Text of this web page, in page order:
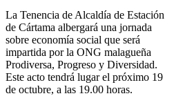
La Tenencia de Alcaldía de Estación
de Cártama albergará una jornada
sobre economía social que será
impartida por la ONG malagueña
Prodiversa, Progreso y Diversidad.
Este acto tendrá lugar el próximo 19
de octubre, a las 19.00 horas.